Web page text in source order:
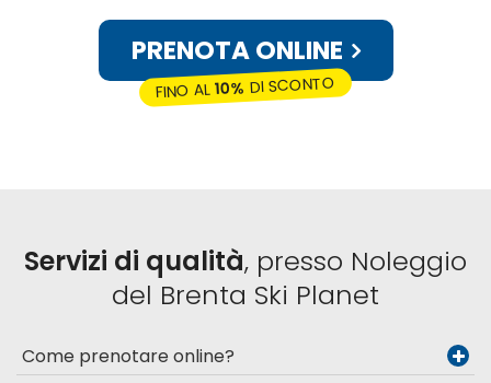
PRENOTA ONLINE
FINO AL10% DI SCONTO
Servizi di qualità, presso Noleggio
del Brenta Ski Planet
Come prenotare online?